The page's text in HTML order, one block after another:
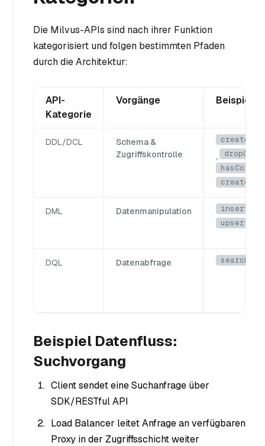
Die Milvus-APIs sind nach ihrer Funktion
kategorisiert und folgen bestimmten Pfaden
durch die Architektur:
API-
Kategorie
Vorgänge Beispiel-
DDL/DCL
Schema &
Zugriffskontrolle
,
DML Datenmanipulation insert
upsert
DQL Datenabfrage search
Beispiel Datenfluss:
Suchvorgang
Client sendet eine Suchanfrage über
SDK/RESTful API
Load Balancer leitet Anfrage an verfügbaren
Proxy in der Zugriffsschicht weiter